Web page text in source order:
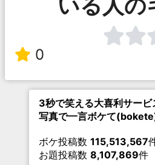
いる人の
0
3秒で笑える大喜利サービ
写真で一言ボケて
ボケ投稿数 115,513,567
お題投稿数 8,107,869件